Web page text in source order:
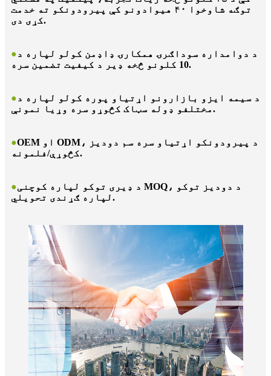
توګه شاوخوا ۴۰ هیوادونو کې پیرودونکو ته خدمت
کړی دی.
●د دوامداره سوداګرۍ همکارۍ ډاډمن کولو لپاره د
10 کلونو څخه ډیر د کیفیت تضمین سره.
●د سیمه ایزو بازارونو اړتیاو پوره کولو لپاره د
مختلفو ډوله سټاک کڅوړو سره وړیا نمونې.
●OEM او ODM، د پیرودونکو اړتیاو سره سم دودیز
کڅوړې/فلمونه.
●د ډیری توکو لپاره کوچنی MOQ، د دودیز توکو
لپاره ګړندی تحویلي.